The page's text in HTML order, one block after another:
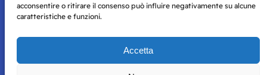
acconsentire o ritirare il consenso può influire negativamente su alcune
caratteristiche e funzioni.
Accetta
Storie di Napoli è una testata registrata presso il tribunale di